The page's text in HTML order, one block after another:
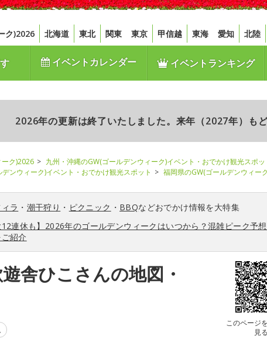
ク)2026 北海道 東北 関東 東京 甲信越 東海 愛知 北陸
イベントカレンダー イベントランキング
2026年の更新は終了いたしました。来年（2027年）も
ーク)2026
九州・沖縄のGW(ゴールデンウィーク)イベント・おでかけ観光スポッ
ンウィーク)イベント・おでかけ観光スポット
福岡県のGW(ゴールデンウィー
ラ ・ 潮干狩り ・ ピクニック ・ BBQなどおでかけ情報を大特集
12連休も】2026年のゴールデンウィークはいつから？混雑ピーク予
紹介
舎ひこさんの地図・
このページ
見る